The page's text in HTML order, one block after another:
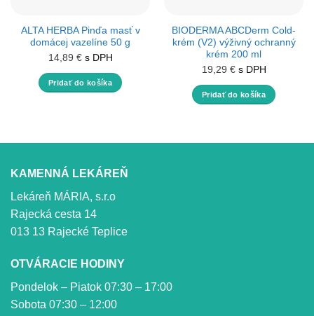
ALTA HERBA Pinďa masť v
domácej vazelíne 50 g
14,89 € s DPH
Pridať do košíka
BIODERMA ABCDerm Cold-
krém (V2) výživný ochranný
krém 200 ml
19,29 € s DPH
Pridať do košíka
KAMENNÁ LEKÁREŇ
Lekáreň MÁRIA, s.r.o
Rajecká cesta 14
013 13 Rajecké Teplice
OTVÁRACIE HODINY
Pondelok – Piatok 07:30 – 17:00
Sobota 07:30 – 12:00